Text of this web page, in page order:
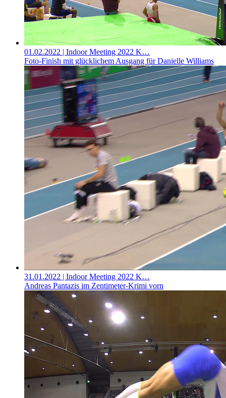
01.02.2022 | Indoor Meeting 2022 K…
Foto-Finish mit glücklichem Ausgang für Danielle Williams
31.01.2022 | Indoor Meeting 2022 K…
Andreas Pantazis im Zentimeter-Krimi vorn